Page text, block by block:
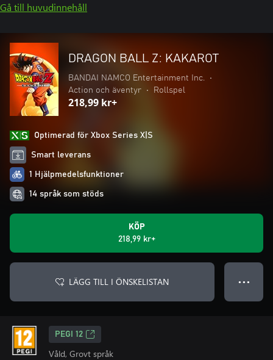
Gå till huvudinnehåll
DRAGON BALL Z: KAKAROT
BANDAI NAMCO Entertainment Inc.
•
Action och äventyr
• Rollspel
218,99 kr+
Optimerad för Xbox Series X|S
Smart leverans
1 Hjälpmedelsfunktioner
14 språk som stöds
KÖP
218,99 kr+
LÄGG TILL I ÖNSKELISTAN ● ● ●
PEGI 12
Våld, Grovt språk